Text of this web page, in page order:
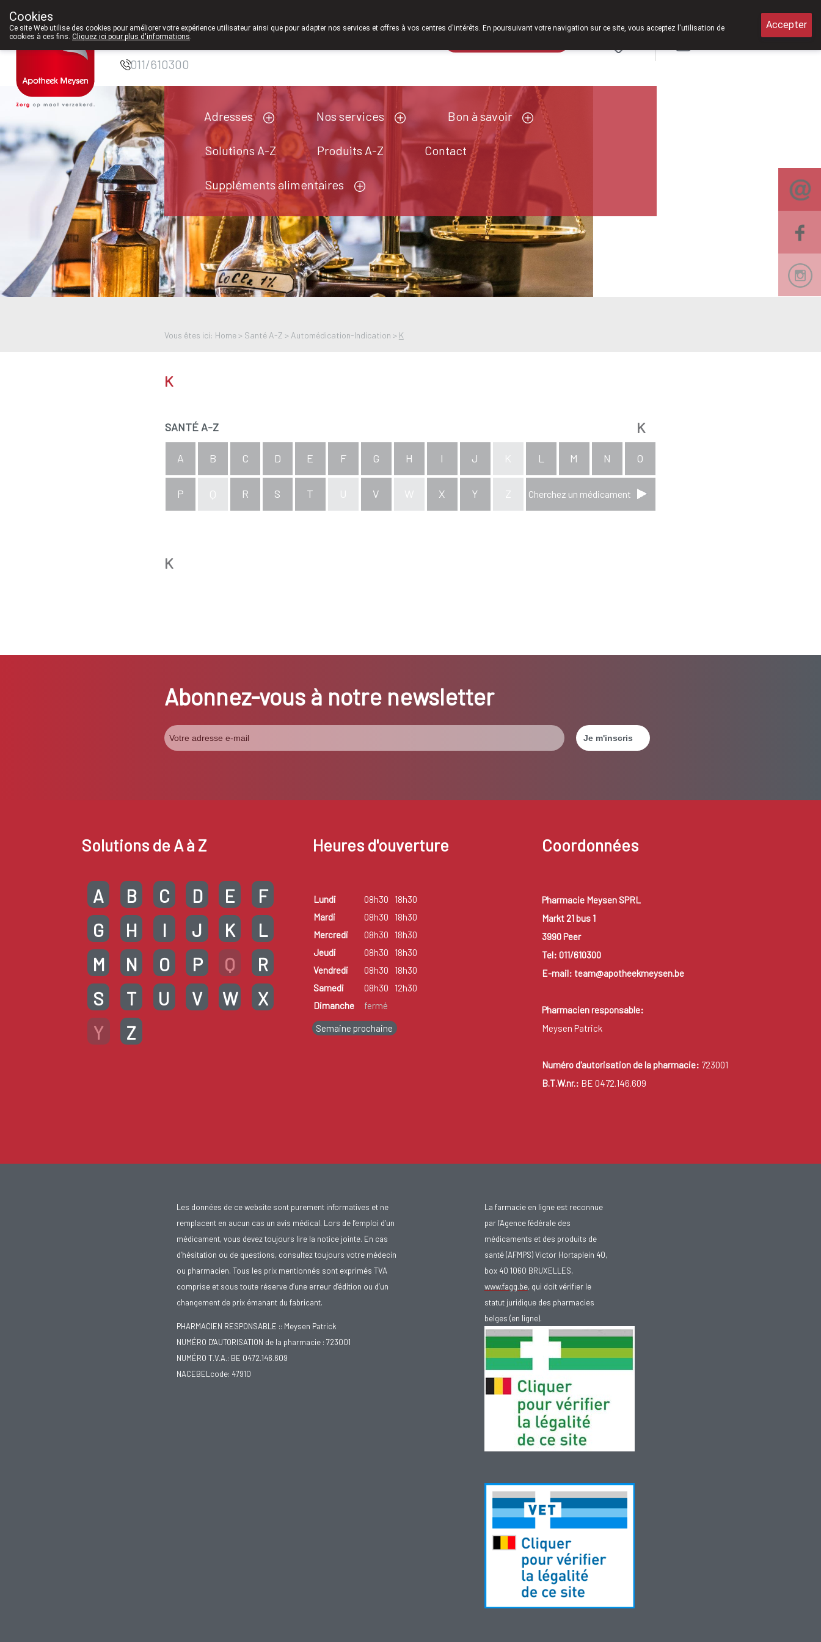
Pharmacie Meysen
SPRL
011/610300
Adresses Nos services Bon à savoir
Solutions A-Z Produits A-Z Contact
Suppléments alimentaires
Vous êtes ici: Home > Santé A-Z > Automédication-Indication > K
K
SANTÉ A-Z K
A B C D E F G H I J K L M N O
P Q R S T U V W X Y Z Cherchez un médicament
K
Abonnez-vous à notre newsletter
Solutions de A à Z
A B C D E
F
G
H I J K
L
M
N O P Q
R
S
T U V W
X
Y
Z
Heures d'ouverture
Lundi 08h30
18h30
Mardi
08h30
18h30
Mercredi
08h30
18h30
Jeudi
08h30
18h30
Vendredi
08h30
18h30
Samedi
08h30
12h30
Dimanche
fermé
Semaine prochaine
Coordonnées
Pharmacie Meysen SPRL
Markt 21 bus 1
3990 Peer
Tel: 011/610300
E-mail: team@apotheekmeysen.be
Pharmacien responsable:
Meysen Patrick
Numéro d'autorisation de la pharmacie: 723001
B.T.W.nr.: BE 0472.146.609
Les données de ce website sont purement informatives et ne
remplacent en aucun cas un avis médical. Lors de l’emploi d’un
médicament, vous devez toujours lire la notice jointe. En cas
d’hésitation ou de questions, consultez toujours votre médecin
ou pharmacien. Tous les prix mentionnés sont exprimés TVA
comprise et sous toute réserve d’une erreur d’édition ou d’un
changement de prix émanant du fabricant.
PHARMACIEN RESPONSABLE :: Meysen Patrick
NUMÉRO D'AUTORISATION de la pharmacie : 723001
NUMÉRO T.V.A.: BE 0472.146.609
NACEBELcode: 47910
La farmacie en ligne est reconnue
par l'Agence fédérale des
médicaments et des produits de
santé (AFMPS) Victor Hortaplein 40,
box 40 1060 BRUXELLES,
www.fagg.be, qui doit vérifier le
statut juridique des pharmacies
belges (en ligne).
Cookies
Ce site Web utilise des cookies pour améliorer votre expérience utilisateur ainsi que pour adapter nos services et offres à vos centres d'intérêts. En poursuivant votre navigation sur ce site, vous acceptez l'utilisation de
cookies à ces fins. Cliquez ici pour plus d'informations.
Accepter